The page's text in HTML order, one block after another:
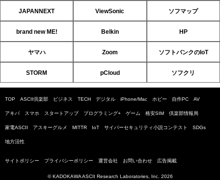
JAPANNEXT ViewSonic ソフマップ
brand new ME! Belkin HP
ヤマハ Zoom ソフトバンクのIoT
STORM pCloud ソフクリ
TOP ASCII倶楽部 ビジネス TECH デジタル iPhone/Mac ホビー 自作PC AV
アキバ スマホ スタートアップ プログラミング+ ゲーム 格安SIM 倶楽部情報局
家電ASCII アスキーグルメ MITTR IoT サイバーセキュリティ小説コンテスト SDGs
地方活性
サイトポリシー プライバシーポリシー 運営会社 お問い合わせ 広告掲載
© KADOKAWA ASCII Research Laboratories, Inc. 2026